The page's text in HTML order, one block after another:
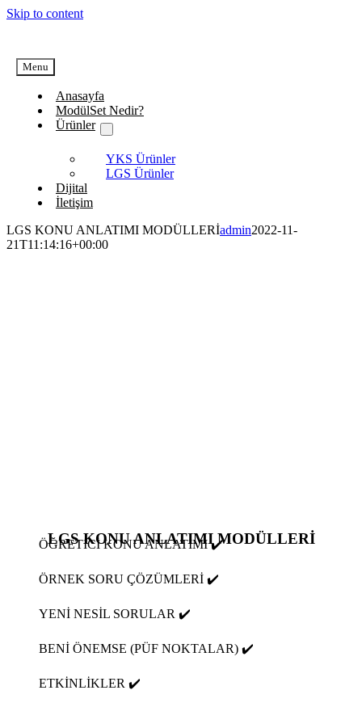
Skip to content
Menu
Anasayfa
ModülSet Nedir?
Ürünler
YKS Ürünler
LGS Ürünler
Dijital
İletişim
LGS KONU ANLATIMI MODÜLLERİadmin2022-11-
21T11:14:16+00:00
LGS KONU ANLATIMI MODÜLLERİ
ÖĞRETİCİ KONU ANLATIMI ✔️
ÖRNEK SORU ÇÖZÜMLERİ ✔️
YENİ NESİL SORULAR ✔️
BENİ ÖNEMSE (PÜF NOKTALAR) ✔️
ETKİNLİKLER ✔️